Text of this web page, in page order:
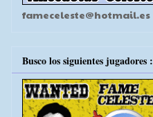
fameceleste@hotmail.es
Busco los siguientes jugadores :